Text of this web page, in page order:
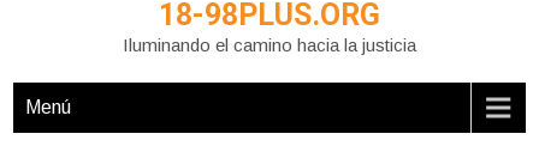
18-98PLUS.ORG
Iluminando el camino hacia la justicia
Menú